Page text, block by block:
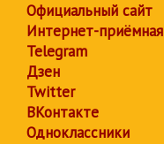
Официальный сайт
Интернет-приёмная
Telegram
Дзен
Twitter
ВКонтакте
Одноклассники